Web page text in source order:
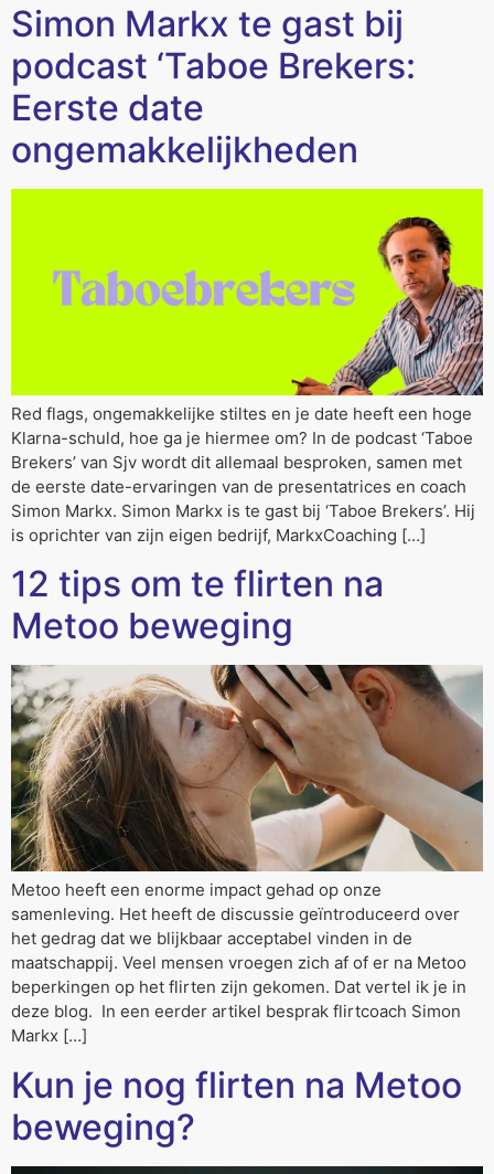
Simon Markx te gast bij
podcast ‘Taboe Brekers:
Eerste date
ongemakkelijkheden
Red flags, ongemakkelijke stiltes en je date heeft een hoge
Klarna-schuld, hoe ga je hiermee om? In de podcast ‘Taboe
Brekers’ van Sjv wordt dit allemaal besproken, samen met
de eerste date-ervaringen van de presentatrices en coach
Simon Markx. Simon Markx is te gast bij ‘Taboe Brekers’. Hij
is oprichter van zijn eigen bedrijf, MarkxCoaching […]
12 tips om te flirten na
Metoo beweging
Metoo heeft een enorme impact gehad op onze
samenleving. Het heeft de discussie geïntroduceerd over
het gedrag dat we blijkbaar acceptabel vinden in de
maatschappij. Veel mensen vroegen zich af of er na Metoo
beperkingen op het flirten zijn gekomen. Dat vertel ik je in
deze blog. In een eerder artikel besprak flirtcoach Simon
Markx […]
Kun je nog flirten na Metoo
beweging?